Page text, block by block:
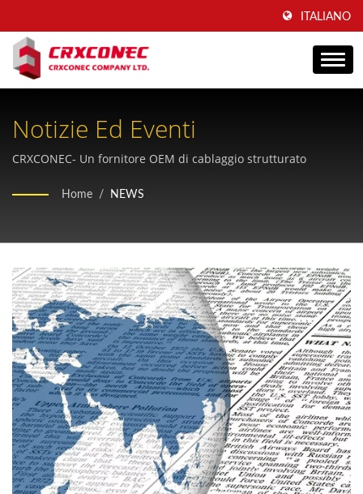
ITALIANO
Notizie Ed Eventi
CRXCONEC- Un fornitore OEM di cablaggio strutturato
Home / NEWS